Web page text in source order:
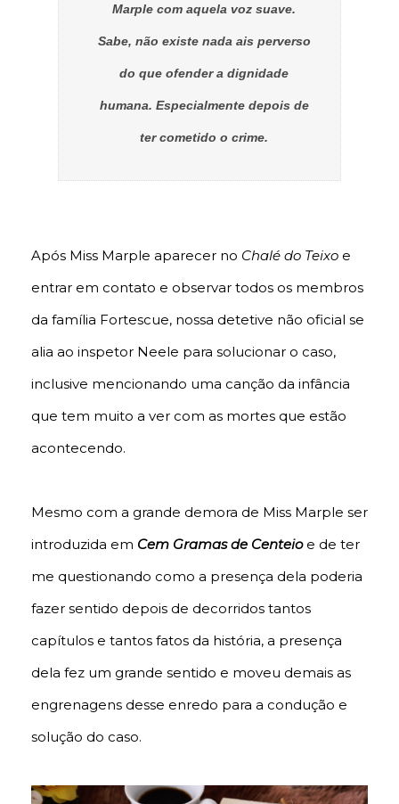
Marple com aquela voz suave.
Sabe, não existe nada ais perverso
do que ofender a dignidade
humana. Especialmente depois de
ter cometido o crime.
Após Miss Marple aparecer no Chalé do Teixo e
entrar em contato e observar todos os membros
da família Fortescue, nossa detetive não oficial se
alia ao inspetor Neele para solucionar o caso,
inclusive mencionando uma canção da infância
que tem muito a ver com as mortes que estão
acontecendo.
Mesmo com a grande demora de Miss Marple ser
introduzida em Cem Gramas de Centeioe de ter
me questionando como a presença dela poderia
fazer sentido depois de decorridos tantos
capítulos e tantos fatos da história, a presença
dela fez um grande sentido e moveu demais as
engrenagens desse enredo para a condução e
solução do caso.